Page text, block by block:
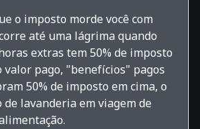
o imposto morde você com
até uma lágrima quando
extras tem 50% de imposto
valor pago, "benefícios" pagos
50% de imposto em cima, o
lavanderia em viagem de